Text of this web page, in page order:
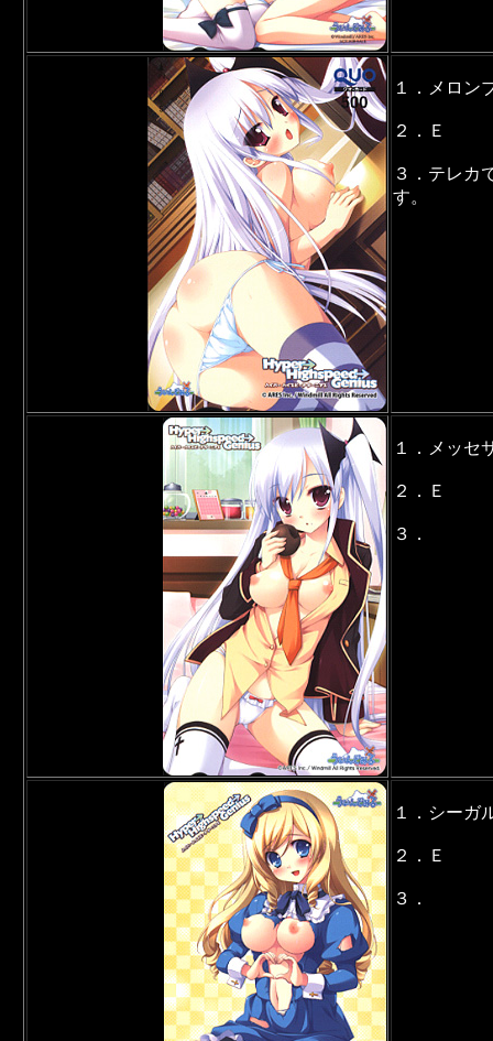
１．メロン
２．Ｅ
３．テレカ
す。
１．メッセ
２．Ｅ
３．
１．シーガ
２．Ｅ
３．